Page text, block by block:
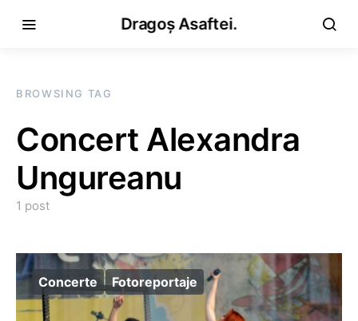
Dragoș Asaftei.
BROWSING TAG
Concert Alexandra
Ungureanu
1 post
Concerte Fotoreportaje